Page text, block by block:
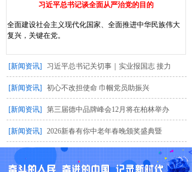
习近平总书记谈全面从严治党的目的
全面建设社会主义现代化国家、全面推进中华民族伟大
复兴，关键在党。
[新闻资讯] 习近平总书记关切事｜实业报国志 接力
[新闻资讯] 初心不改担使命 巾帼党员助振兴
[新闻资讯] 第三届德中品牌峰会12月将在柏林举办
[新闻资讯] 2026新春有你中老年春晚颁奖盛典暨